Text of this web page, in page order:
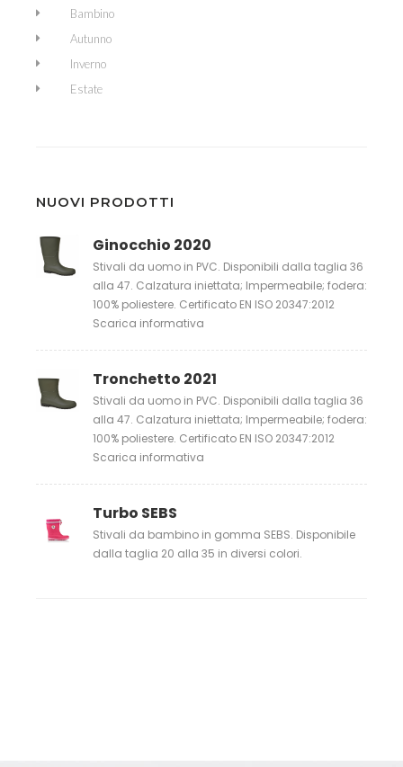
Bambino
Autunno
Inverno
Estate
NUOVI PRODOTTI
Ginocchio 2020
Stivali da uomo in PVC. Disponibili dalla taglia 36
alla 47. Calzatura iniettata; Impermeabile; fodera:
100% poliestere. Certificato EN ISO 20347:2012
Scarica informativa
Tronchetto 2021
Stivali da uomo in PVC. Disponibili dalla taglia 36
alla 47. Calzatura iniettata; Impermeabile; fodera:
100% poliestere. Certificato EN ISO 20347:2012
Scarica informativa
Turbo SEBS
Stivali da bambino in gomma SEBS. Disponibile
dalla taglia 20 alla 35 in diversi colori.